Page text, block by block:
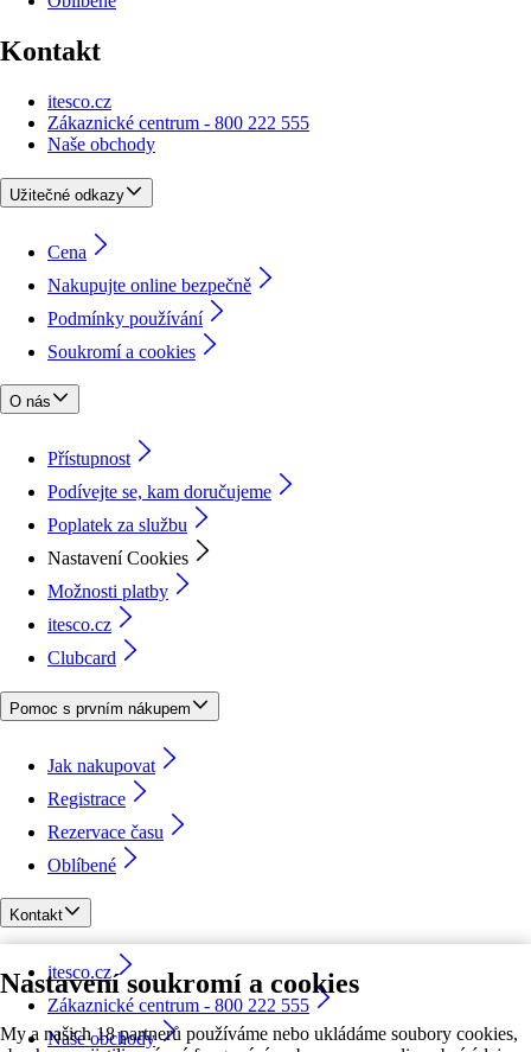
Nastavení soukromí a cookies
My a našich 18 partnerů používáme nebo ukládáme soubory cookies,
Kontakt
itesco.cz
Zákaznické centrum - 800 222 555
Naše obchody
Užitečné odkazy
Cena
Nakupujte online bezpečně
Podmínky používání
Soukromí a cookies
O nás
Přístupnost
Podívejte se, kam doručujeme
Poplatek za službu
Nastavení Cookies
Možnosti platby
itesco.cz
Clubcard
Pomoc s prvním nákupem
Jak nakupovat
Registrace
Rezervace času
Oblíbené
Kontakt
itesco.cz
Zákaznické centrum - 800 222 555
Naše obchody